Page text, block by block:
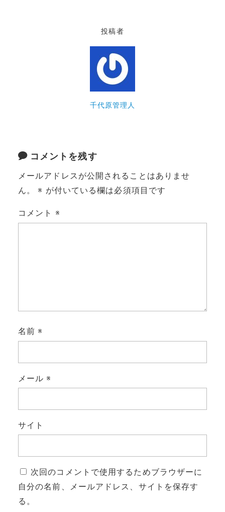
投稿者
千代原管理人
コメントを残す
メールアドレスが公開されることはありませ
ん。
※ が付いている欄は必須項目です
コメント ※
名前※
メール※
サイト
次回のコメントで使用するためブラウザーに
自分の名前、メールアドレス、サイトを保存す
る。